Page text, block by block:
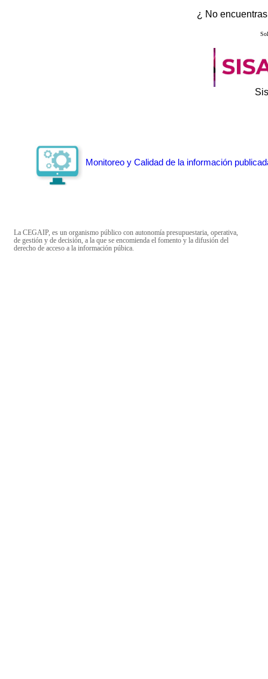
¿ No
Monitoreo y Calidad de la información
La CEGAIP, es un organismo público con autonomía presupuestaria, operativa,
de gestión y de decisión, a la que se encomienda el fomento y la difusión del
derecho de acceso a la información púbica.